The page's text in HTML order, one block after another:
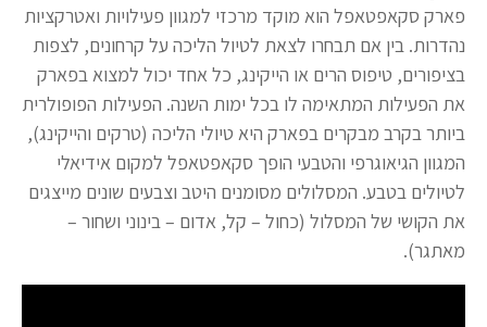
פארק סקאפטאפל הוא מוקד מרכזי למגוון פעילויות ואטרקציות
נהדרות. בין אם תבחרו לצאת לטיול הליכה על קרחונים, לצפות
בציפורים, טיפוס הרים או הייקינג, כל אחד יכול למצוא בפארק
את הפעילות המתאימה לו בכל ימות השנה. הפעילות הפופולרית
ביותר בקרב מבקרים בפארק היא טיולי הליכה (טרקים והייקינג),
המגוון הגיאוגרפי והטבעי הופך סקאפטאפל למקום אידיאלי
לטיולים בטבע. המסלולים מסומנים היטב וצבעים שונים מייצגים
את הקושי של המסלול (כחול – קל, אדום – בינוני ושחור –
מאתגר).